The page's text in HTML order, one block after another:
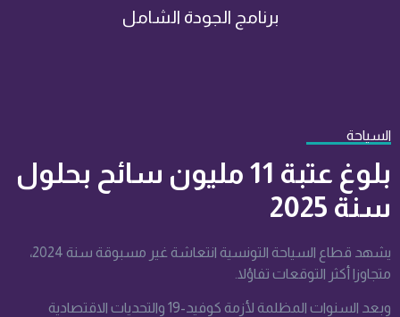
برنامج الجودة الشامل
السياحة
بلوغ عتبة 11 مليون سائح بحلول
سنة 2025
يشهد قطاع السياحة التونسية انتعاشة غير مسبوقة سنة 2024،
متجاوزا أكثر التوقعات تفاؤلا.
وبعد السنوات المظلمة لأزمة كوفيد-19 والتحديات الاقتصادية